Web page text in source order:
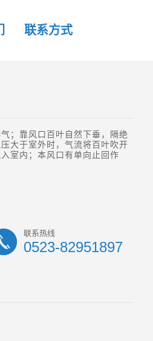
联系方式
；靠风口百叶自然下垂，隔绝
大于室外时，气流将百叶吹开
室内；本风口有单向止回作
联系热线
0523-82951897